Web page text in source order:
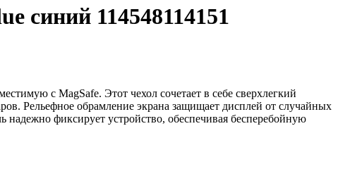
синий 114548114151
с MagSafe. Этот чехол сочетает в себе сверхлегкий
Рельефное обрамление экрана защищает дисплей от случайных
фиксирует устройство, обеспечивая бесперебойную